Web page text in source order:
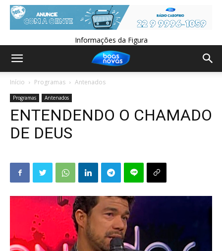
Informações da Figura
Início Programas Antenados
Programas Antenados
ENTENDENDO O CHAMADO
DE DEUS